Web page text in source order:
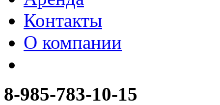
Контакты
О компании
8-985-783-10-15